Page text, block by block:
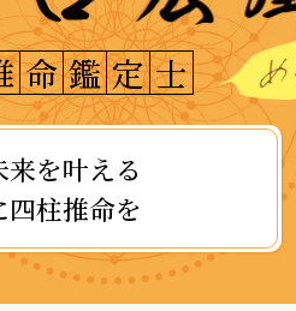
命 鑑 定 士
を叶える
四柱推命を